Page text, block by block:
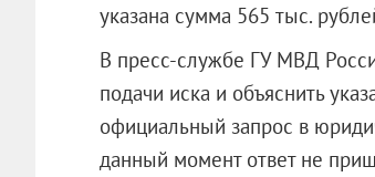
указана сумма 565 тыс.
В пресс-службе ГУ МВД
подачи иска и объяснить
официальный запрос в
данный момент ответ не